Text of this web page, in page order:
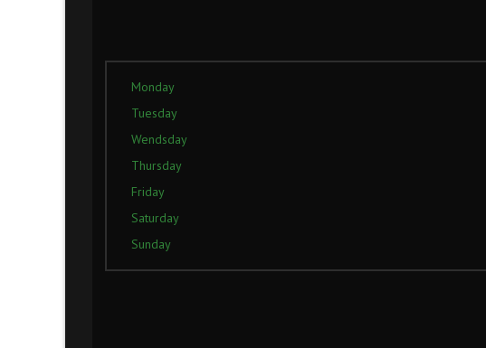
Monday
Tuesday
Wendsday
Thursday
Friday
Saturday
Sunday